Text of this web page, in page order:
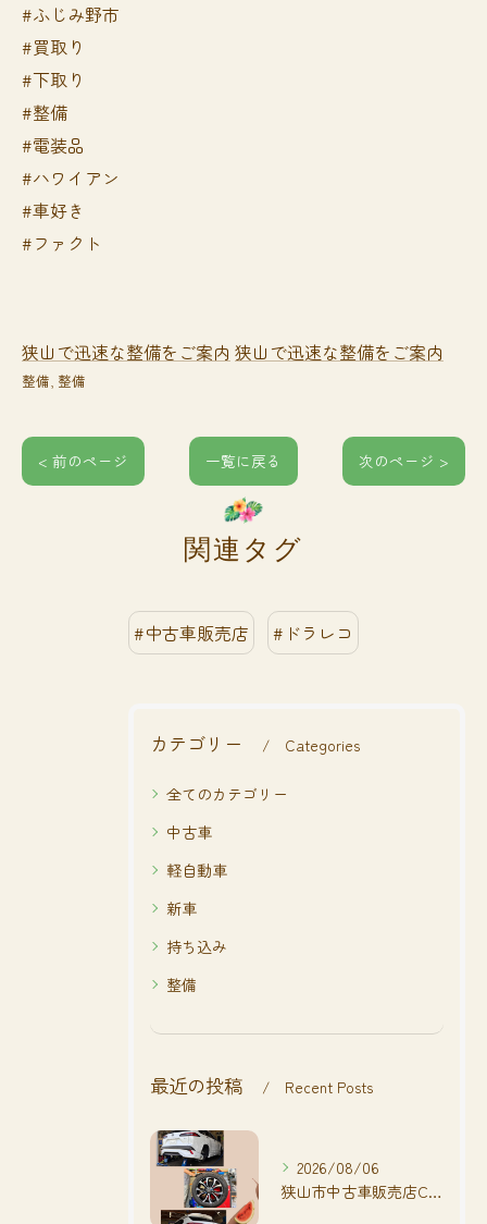
#ふじみ野市
#買取り
#下取り
#整備
#電装品
#ハワイアン
#車好き
#ファクト
狭山で迅速な整備をご案内 狭山で迅速な整備をご案内
整備 整備
< 前のページ 一覧に戻る 次のページ >
関連タグ
#中古車販売店 #ドラレコ
カテゴリー Categories
全てのカテゴリー
中古車
軽自動車
新車
持ち込み
整備
最近の投稿 Recent Posts
2026/08/06
狭山市中古車販売店CarShop FACT.🚗